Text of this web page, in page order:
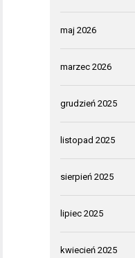
maj 2026
marzec 2026
grudzień 2025
listopad 2025
sierpień 2025
lipiec 2025
kwiecień 2025